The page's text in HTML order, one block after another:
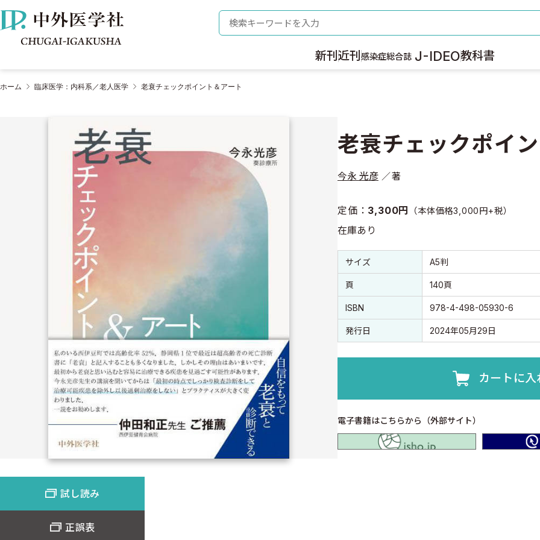
株式会社 中外医学社 検索キーワード
新刊 近刊 感染症総合誌 J-IDEO教科書
ホーム 臨床医学：内科系／老人医学 老衰チェックポイント＆アート
老衰チェックポイ
今永 光彦 著
定価： 3,300円 （本体価格3,000円+税）
在庫あり
書誌情報
書誌情報
サイズ A5判
頁 140頁
ISBN 978-4-498-05930-6
発行日 2024年05月29日
カートに入
電子書籍はこちらから（外部サイト）
試し読み
正誤表